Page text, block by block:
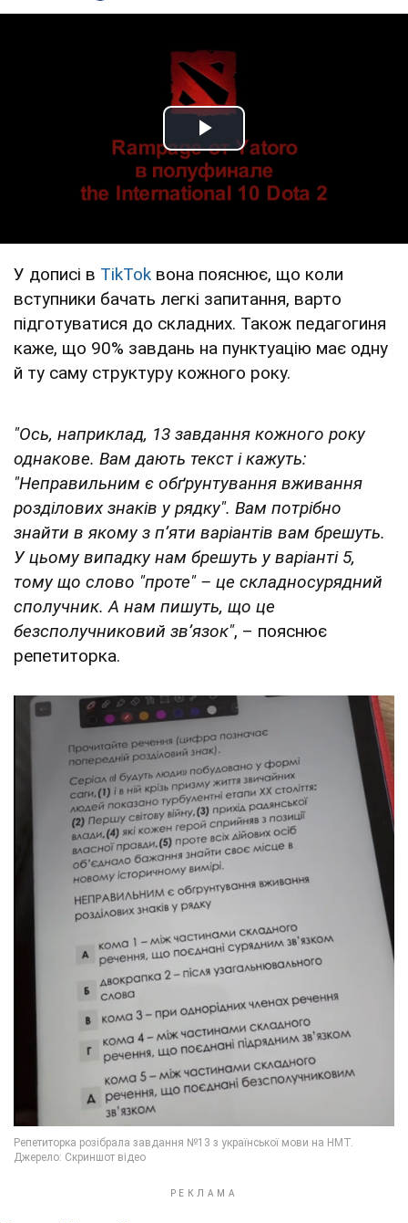
Play Video
У дописі в TikTok вона пояснює, що коли
вступники бачать легкі запитання, варто
підготуватися до складних. Також педагогиня
каже, що 90% завдань на пунктуацію має одну
й ту саму структуру кожного року.
"Ось, наприклад, 13 завдання кожного року
однакове. Вам дають текст і кажуть:
"Неправильним є обґрунтування вживання
розділових знаків у рядку". Вам потрібно
знайти в якому з пʼяти варіантів вам брешуть.
У цьому випадку нам брешуть у варіанті 5,
тому що слово "проте" – це складносурядний
сполучник. А нам пишуть, що це
безсполучниковий звʼязок", – пояснює
репетиторка.